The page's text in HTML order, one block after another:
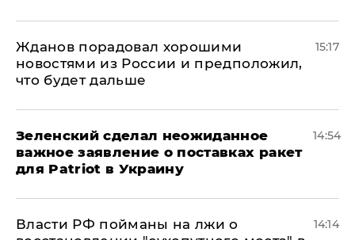
Жданов порадовал хорошими
новостями из России и предположил,
что будет дальше
15:17
Зеленский сделал неожиданное
важное заявление о поставках ракет
для Patriot в Украину
14:54
Власти РФ пойманы на лжи о
14:14